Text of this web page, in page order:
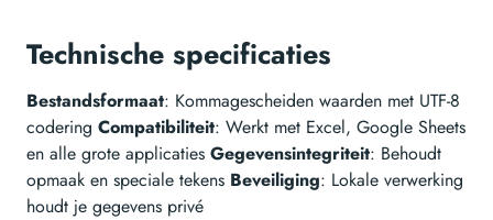
Technische specificaties
Bestandsformaat: Kommagescheiden waarden met UTF-8
codering Compatibiliteit: Werkt met Excel, Google Sheets
en alle grote applicaties Gegevensintegriteit: Behoudt
opmaak en speciale tekens Beveiliging: Lokale verwerking
houdt je gegevens privé